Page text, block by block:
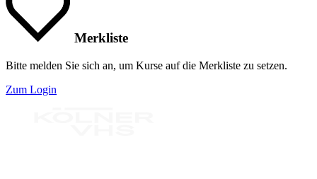
Merkliste
Bitte melden Sie sich an, um Kurse auf die Merkliste zu setzen.
Zum Login